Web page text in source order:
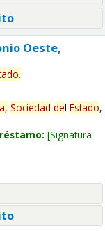
Oeste,
.
Sociedad del Estado,
Signatura